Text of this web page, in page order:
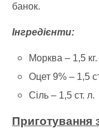
банок.
Інгредієнти:
Морква – 1,5 кг.
Оцет 9% – 1,5
Сіль – 1,5 ст. л.
Приготування